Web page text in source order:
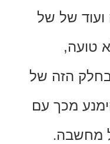
של
של
עם
.